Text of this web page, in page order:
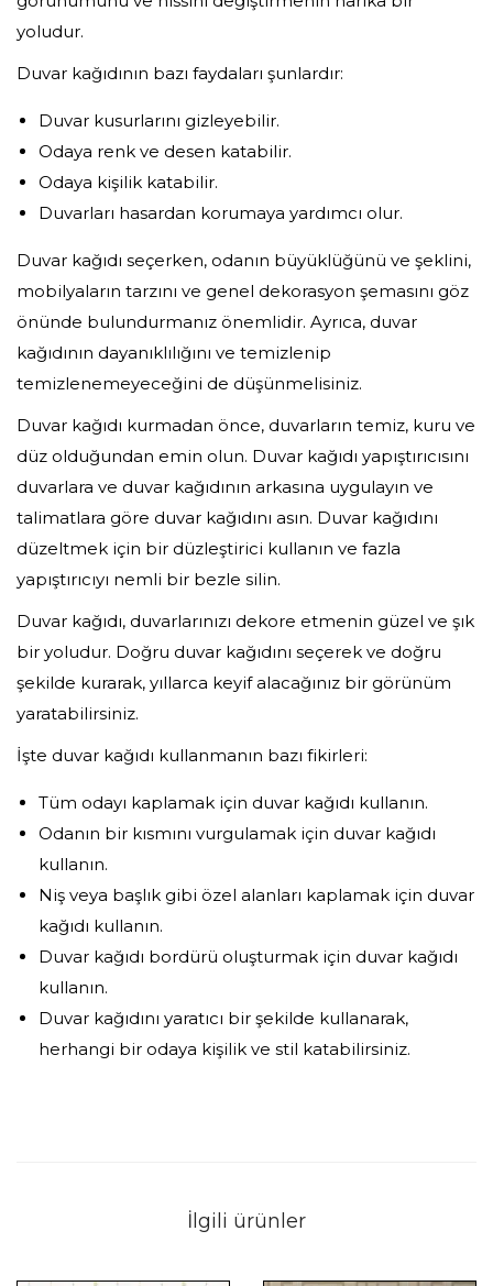
yoludur.
Duvar kağıdının bazı faydaları şunlardır:
Duvar kusurlarını gizleyebilir.
Odaya renk ve desen katabilir.
Odaya kişilik katabilir.
Duvarları hasardan korumaya yardımcı olur.
Duvar kağıdı seçerken, odanın büyüklüğünü ve şeklini,
mobilyaların tarzını ve genel dekorasyon şemasını göz
önünde bulundurmanız önemlidir. Ayrıca, duvar
kağıdının dayanıklılığını ve temizlenip
temizlenemeyeceğini de düşünmelisiniz.
Duvar kağıdı kurmadan önce, duvarların temiz, kuru ve
düz olduğundan emin olun. Duvar kağıdı yapıştırıcısını
duvarlara ve duvar kağıdının arkasına uygulayın ve
talimatlara göre duvar kağıdını asın. Duvar kağıdını
düzeltmek için bir düzleştirici kullanın ve fazla
yapıştırıcıyı nemli bir bezle silin.
Duvar kağıdı, duvarlarınızı dekore etmenin güzel ve şık
bir yoludur. Doğru duvar kağıdını seçerek ve doğru
şekilde kurarak, yıllarca keyif alacağınız bir görünüm
yaratabilirsiniz.
İşte duvar kağıdı kullanmanın bazı fikirleri:
Tüm odayı kaplamak için duvar kağıdı kullanın.
Odanın bir kısmını vurgulamak için duvar kağıdı
kullanın.
Niş veya başlık gibi özel alanları kaplamak için duvar
kağıdı kullanın.
Duvar kağıdı bordürü oluşturmak için duvar kağıdı
kullanın.
Duvar kağıdını yaratıcı bir şekilde kullanarak,
herhangi bir odaya kişilik ve stil katabilirsiniz.
İlgili ürünler